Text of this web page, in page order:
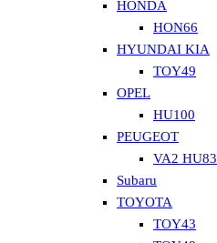
HONDA
HON66
HYUNDAI KIA
TOY49
OPEL
HU100
PEUGEOT
VA2 HU83
Subaru
TOYOTA
TOY43